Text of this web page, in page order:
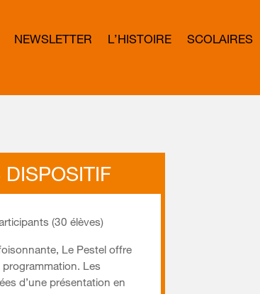
NEWSLETTER L’HISTOIRE
SCOLAIRES
(30 élèves)
Le Pestel offre
programmation. Les
d’une présentation en